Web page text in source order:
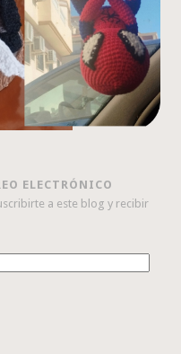
ELECTRÓNICO
a este blog y recibir